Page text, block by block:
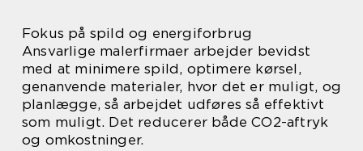
Fokus på spild og energiforbrug
Ansvarlige malerfirmaer arbejder bevidst
med at minimere spild, optimere kørsel,
genanvende materialer, hvor det er muligt, og
planlægge, så arbejdet udføres så effektivt
som muligt. Det reducerer både CO2-aftryk
og omkostninger.